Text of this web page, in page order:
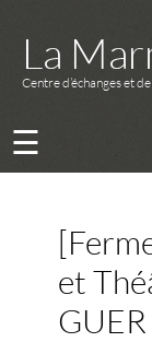
La
Centre d’échanges et
☰
et
GUER